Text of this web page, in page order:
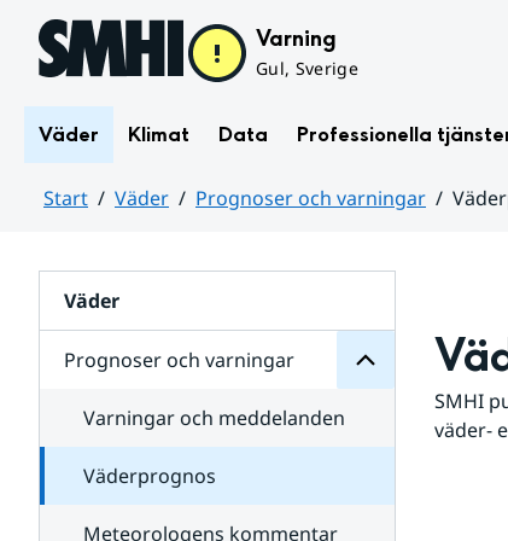
Hoppa till sidans innehåll Varning
Gul, Sverige
Väder Klimat Data Professionella
Start Väder Prognoser och varningar
Väder
Prognoser och varningar
för
varningar
Varningar och meddelanden
Väderprognos
Meteorologens kommentar
SMHI
väder-